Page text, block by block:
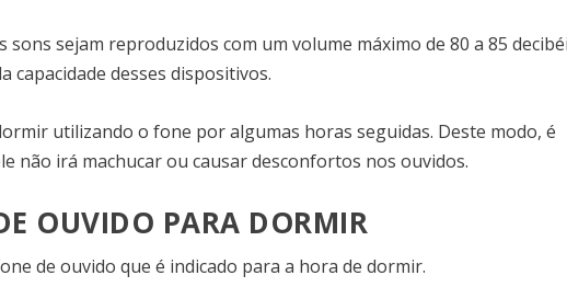
sons sejam reproduzidos com um volume máximo de 80 a 85
capacidade desses dispositivos.
utilizando o fone por algumas horas seguidas. Deste modo, é
não irá machucar ou causar desconfortos nos ouvidos.
OUVIDO PARA DORMIR
de ouvido que é indicado para a hora de dormir.